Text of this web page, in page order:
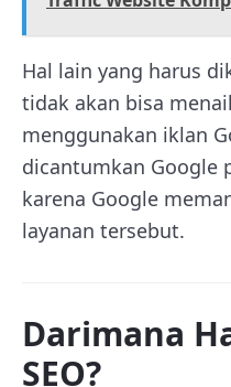
Hal lain yang harus
tidak akan bisa
menggunakan iklan
dicantumkan Google
karena Google
layanan tersebut.
Darimana
SEO?